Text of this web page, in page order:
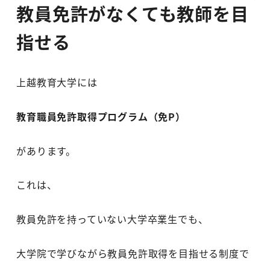
教員免許がなくても教師を目
指せる
上越教育大学には
教育職員免許取得プログラム（免P）
があります。
これは、
教員免許を持っていない大学卒業生でも、
大学院で学びながら教員免許取得を目指せる制度で